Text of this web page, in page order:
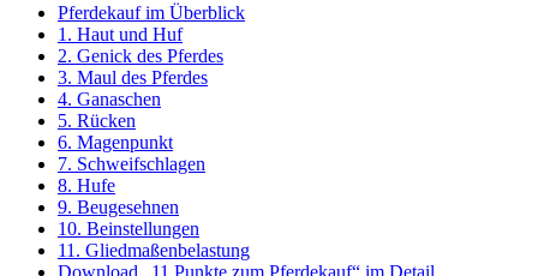
Pferdekauf im Überblick
1. Haut und Huf
2. Genick des Pferdes
3. Maul des Pferdes
4. Ganaschen
5. Rücken
6. Magenpunkt
7. Schweifschlagen
8. Hufe
9. Beugesehnen
10. Beinstellungen
11. Gliedmaßenbelastung
Download „11 Punkte zum Pferdekauf“ im Detail